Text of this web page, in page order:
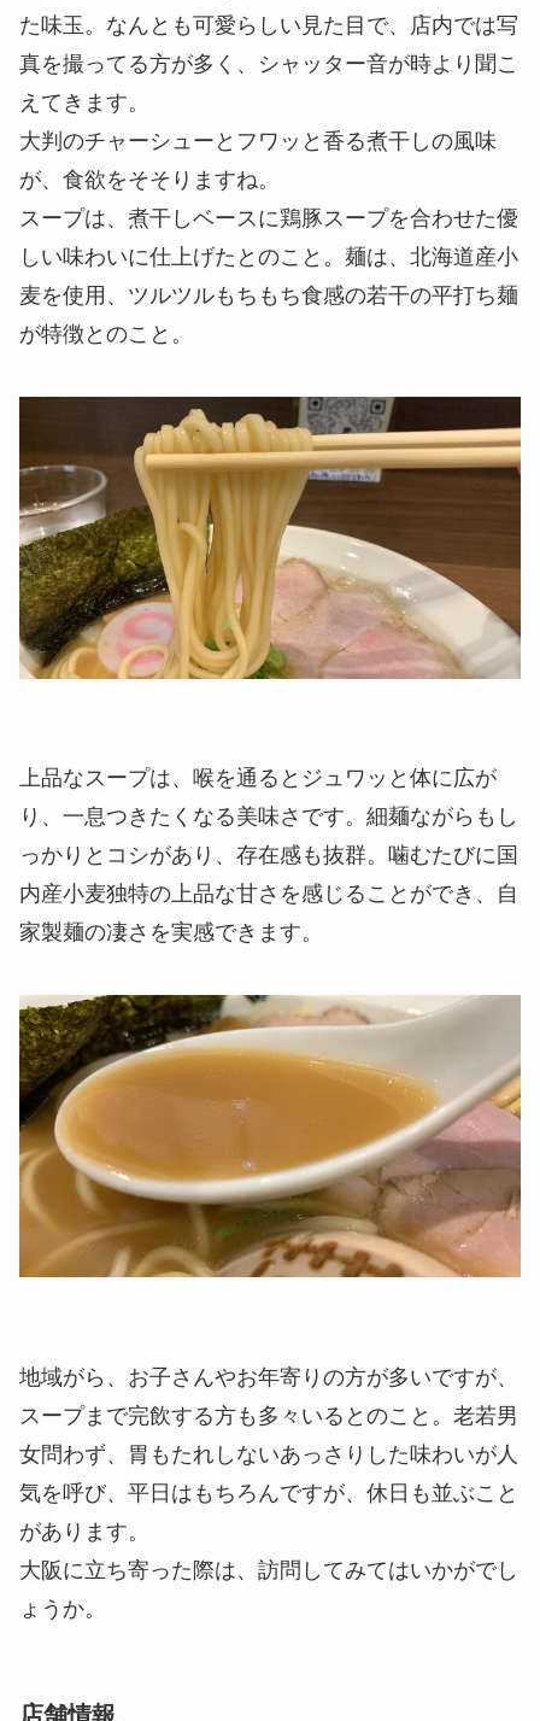
た味玉。なんとも可愛らしい見た目で、店内では写
真を撮ってる方が多く、シャッター音が時より聞こ
えてきます。
大判のチャーシューとフワッと香る煮干しの風味
が、食欲をそそりますね。
スープは、煮干しベースに鶏豚スープを合わせた優
しい味わいに仕上げたとのこと。麺は、北海道産小
麦を使用、ツルツルもちもち食感の若干の平打ち麺
が特徴とのこと。
上品なスープは、喉を通るとジュワッと体に広が
り、一息つきたくなる美味さです。細麺ながらもし
っかりとコシがあり、存在感も抜群。噛むたびに国
内産小麦独特の上品な甘さを感じることができ、自
家製麺の凄さを実感できます。
地域がら、お子さんやお年寄りの方が多いですが、
スープまで完飲する方も多々いるとのこと。老若男
女問わず、胃もたれしないあっさりした味わいが人
気を呼び、平日はもちろんですが、休日も並ぶこと
があります。
大阪に立ち寄った際は、訪問してみてはいかがでし
ょうか。
店舗情報